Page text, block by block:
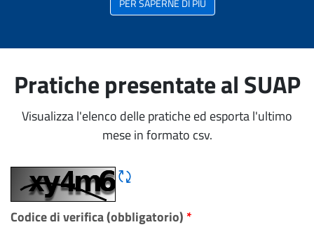
PER SAPERNE DI PIÙ
Pratiche presentate al SUAP
Visualizza l'elenco delle pratiche ed esporta l'ultimo
mese in formato csv.
Rigene CAPTCHA
Codice di verifica (obbligatorio) *